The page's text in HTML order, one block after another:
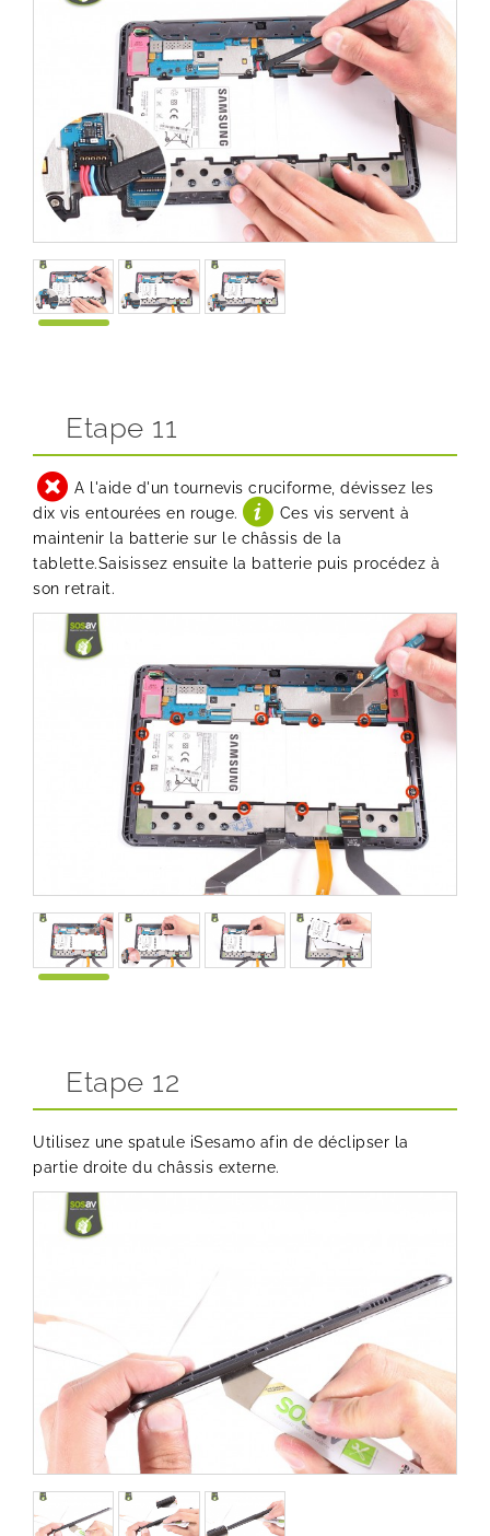
Etape 11
A l'aide d'un tournevis cruciforme, dévissez les
dix vis entourées en rouge.
Ces vis servent à
maintenir la batterie sur le châssis de la
tablette.Saisissez ensuite la batterie puis procédez à
son retrait.
Etape 12
Utilisez une spatule iSesamo afin de déclipser la
partie droite du châssis externe.